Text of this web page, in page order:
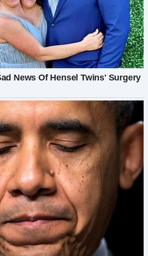
с моего приезда, он
Он сам сложил детский
вымыл посуду и подкрутил
кроватке. Это было
это было начало.
дней Стаса было не
только тщательно вымыл
их последнем приёме у врача
Каждый вечер он массировал
и если у неё кружилась
же был рядом, чтобы помочь
руками подать воды.
изменение произошло,
роды.
Он был рядом, держал её за
слова поддержки. Он не сводил с
на свет появилась их дочь
как изменился весь его мир.
руках, словно она была